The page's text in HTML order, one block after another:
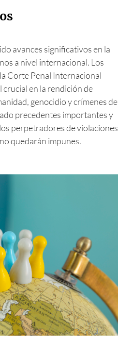
avances significativos en la
a nivel internacional. Los
Corte Penal Internacional
crucial en la rendición de
genocidio y crímenes de
precedentes importantes y
perpetradores de violaciones
quedarán impunes.